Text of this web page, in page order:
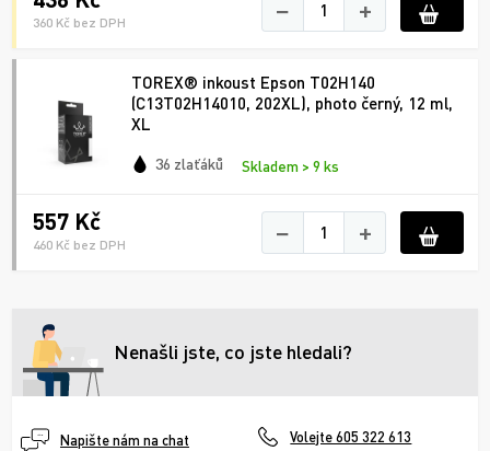
360 Kč bez DPH − +
TOREX® inkoust Epson T02H140
(C13T02H14010, 202XL), photo černý, 12 ml,
XL
36 zlaťáků Skladem > 9 ks
557 Kč
460 Kč bez DPH − +
Nenašli jste, co jste hledali?
Napište nám na chat Volejte 605 322 613